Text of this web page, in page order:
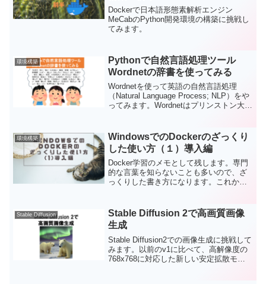
Dockerで日本語形態素解析エンジン
MeCabのPython開発環境の構築に挑戦し
てみます。
環境構築
Pythonで自然言語処理ツール
Wordnetの辞書を使ってみる
Wordnetを使って英語の自然言語処理
（Natural Language Process; NLP）をや
ってみます。Wordnetはプリンストン大学
義語のような関係を上位と下位との関係
性で示した辞書のようなものです。
環境構築
WindowsでのDockerのざっくり
した使い方（１）導入編
Docker学習のメモとして残します。専門
的な言葉を知らないことも多いので、ざ
っくりした書き方になります。これか
く分かっていない部分はご指摘いただけ
たうれしいです。Dockerって何をするも
のなのか？Docker Desktopの導入、
Dockerを使ってみる。
Stable Diffusion
Stable Diffusion 2で高画質画像
生成
Stable Diffusion2での画像生成に挑戦して
みます。以前のv1に比べて、高解像度の
768x768に対応した新しい安定拡散モデ